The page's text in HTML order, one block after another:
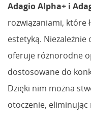
Adagio Alpha+ i
rozwiązaniami, które
estetyką.
oferuje różnorodne
dostosowane do
Dzięki nim można
otoczenie, eliminując